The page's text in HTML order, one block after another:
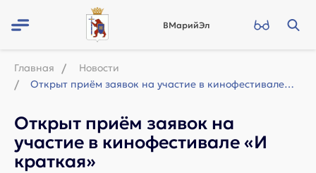
ВМарийЭл
Главная
Новости
Открыт приём заявок на участие в кинофестивале «И краткая»
Открыт приём заявок на
участие в кинофестивале «И
краткая»